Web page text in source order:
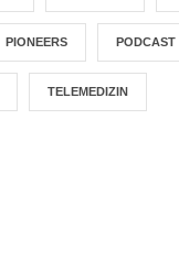
PIONEERS PODCAST
TELEMEDIZIN